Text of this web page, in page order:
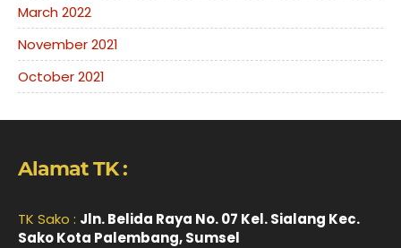
March 2022
November 2021
October 2021
Alamat TK :
TK Sako : Jln. Belida Raya No. 07 Kel. Sialang Kec.
Sako Kota Palembang, Sumsel